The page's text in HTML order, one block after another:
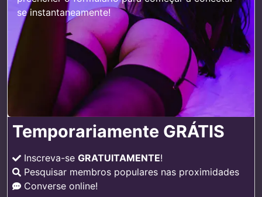
se instantaneamente!
Temporariamente GRÁTIS
Inscreva-se GRATUITAMENTE!
Pesquisar membros populares nas proximidades
Converse online!